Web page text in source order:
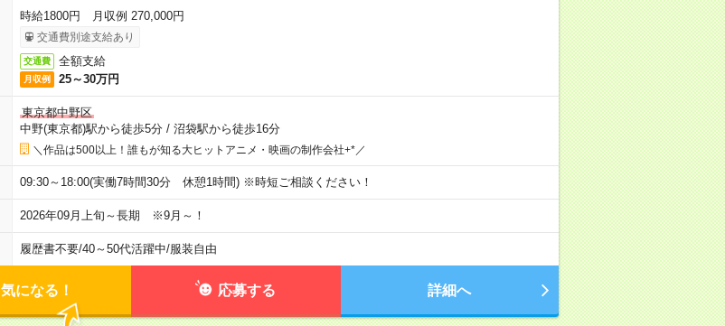
時給1800円 月収例 270,000円
交通費別途支給あり
交通費 全額支給
月収例 25～30万円
東京都中野区
中野(東京都)駅から徒歩5分/ 沼袋駅から徒歩16分
＼作品は500以上！誰もが知る大ヒットアニメ・映画の制作会社+*／
09:30～18:00(実働7時間30分 休憩1時間) ※時短ご相談ください！
2026年09月上旬～長期 ※9月～！
履歴書不要/40～50代活躍中/服装自由
気になる！ 応募する 詳細へ